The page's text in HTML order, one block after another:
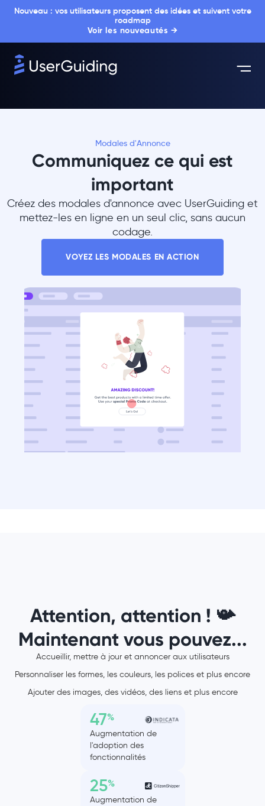
Nouveau : vos utilisateurs proposent des idées et suivent votre
roadmap
Voir les nouveautés →
Modales d'Annonce
Communiquez ce qui est
important
Créez des modales d'annonce avec UserGuiding et
mettez-les en ligne en un seul clic, sans aucun
codage.
VOYEZ LES MODALES EN ACTION
Attention, attention ! 📯
Maintenant vous pouvez...
Accueillir, mettre à jour et annoncer aux utilisateurs
Personnaliser les formes, les couleurs, les polices et plus encore
Ajouter des images, des vidéos, des liens et plus encore
47%
Augmentation de
l'adoption des
fonctionnalités
25%
Augmentation de